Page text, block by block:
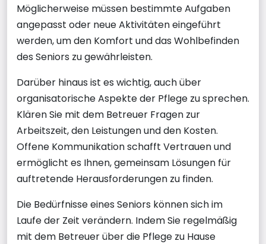
Möglicherweise müssen bestimmte Aufgaben
angepasst oder neue Aktivitäten eingeführt
werden, um den Komfort und das Wohlbefinden
des Seniors zu gewährleisten.
Darüber hinaus ist es wichtig, auch über
organisatorische Aspekte der Pflege zu sprechen.
Klären Sie mit dem Betreuer Fragen zur
Arbeitszeit, den Leistungen und den Kosten.
Offene Kommunikation schafft Vertrauen und
ermöglicht es Ihnen, gemeinsam Lösungen für
auftretende Herausforderungen zu finden.
Die Bedürfnisse eines Seniors können sich im
Laufe der Zeit verändern. Indem Sie regelmäßig
mit dem Betreuer über die Pflege zu Hause